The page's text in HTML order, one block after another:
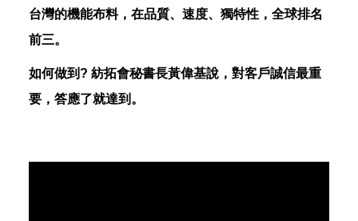
台灣的機能布料，在品質、速度、獨特性，全球排名
前三。
如何做到? 紡拓會秘書長黃偉基說，對客戶誠信最重
要，答應了就達到。